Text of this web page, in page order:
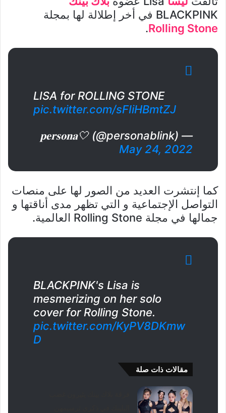
BLACKPINK في أخر إطلالة لها بمجلة
Rolling Stone
.
LISA for ROLLING STONE
pic.twitter.com/sFIiHBmtZJ
— 𝐩𝐞𝐫𝐬𝐨𝐧𝐚🤍 (@personablink)
May 24, 2022
كما إنتشرت العديد من الصور لها على منصات
التواصل الإجتماعية و التي تظهر مدى أناقتها و
جمالها في مجلة Rolling Stone العالمية.
BLACKPINK's Lisa is
mesmerizing on her solo
cover for Rolling Stone.
pic.twitter.com/KyPV8DKmw
D
مقالات ذات صلة